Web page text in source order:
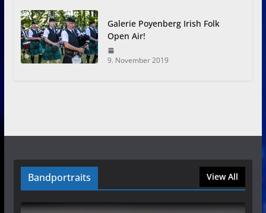
Galerie Poyenberg Irish Folk
Open Air!
9. November 2019
Bandportraits View All